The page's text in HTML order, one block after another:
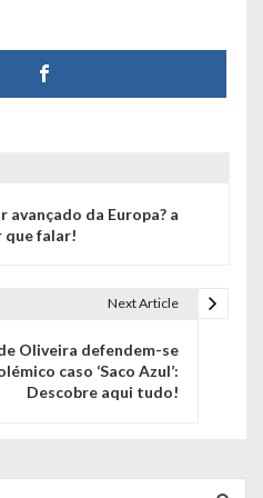
avançado da Europa? a
que falar!
Next Article
Oliveira defendem-se
caso ‘Saco Azul’:
Descobre aqui tudo!